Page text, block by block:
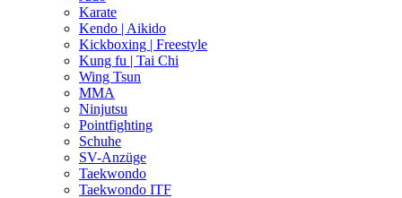
Karate
Kendo | Aikido
Kickboxing | Freestyle
Kung fu | Tai Chi
Wing Tsun
MMA
Ninjutsu
Pointfighting
Schuhe
SV-Anzüge
Taekwondo
Taekwondo ITF